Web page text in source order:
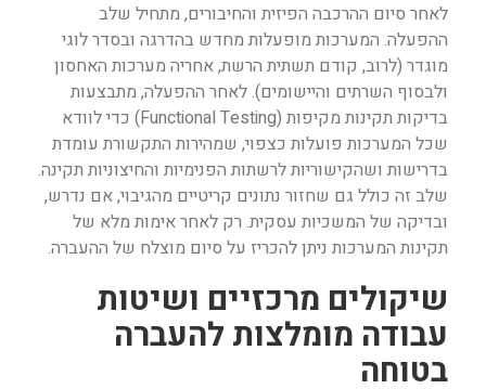
לאחר סיום ההרכבה הפיזית והחיבורים, מתחיל שלב
ההפעלה. המערכות מופעלות מחדש בהדרגה ובסדר לוגי
מוגדר (לרוב, קודם תשתית הרשת, אחריה מערכות האחסון
ולבסוף השרתים והיישומים). לאחר ההפעלה, מתבצעות
בדיקות תקינות מקיפות (Functional Testing) כדי לוודא
שכל המערכות פועלות כצפוי, שמהירות התקשורת עומדת
בדרישות ושהקישוריות לרשתות הפנימיות והחיצוניות תקינה.
שלב זה כולל גם שחזור נתונים קריטיים מהגיבוי, אם נדרש,
ובדיקה של המשכיות עסקית. רק לאחר אימות מלא של
תקינות המערכות ניתן להכריז על סיום מוצלח של ההעברה.
שיקולים מרכזיים ושיטות
עבודה מומלצות להעברה
בטוחה